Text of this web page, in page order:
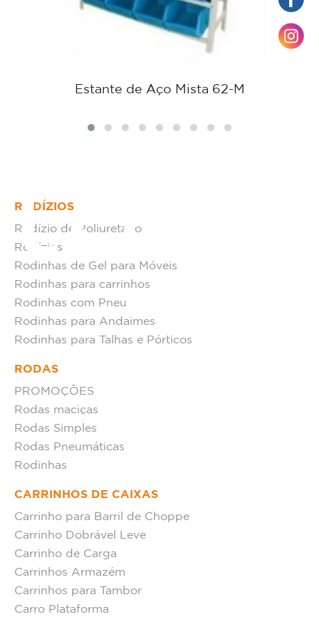
Estante de Aço Mista 62-M
RODÍZIOS
Rodízio de Poliuretano
Rodízios
Rodinhas de Gel para Móveis
Rodinhas para carrinhos
Rodinhas com Pneu
Rodinhas para Andaimes
Rodinhas para Talhas e Pórticos
RODAS
PROMOÇÕES
Rodas maciças
Rodas Simples
Rodas Pneumáticas
Rodinhas
CARRINHOS DE CAIXAS
Carrinho para Barril de Choppe
Carrinho Dobrável Leve
Carrinho de Carga
Carrinhos Armazém
Carrinhos para Tambor
Carro Plataforma